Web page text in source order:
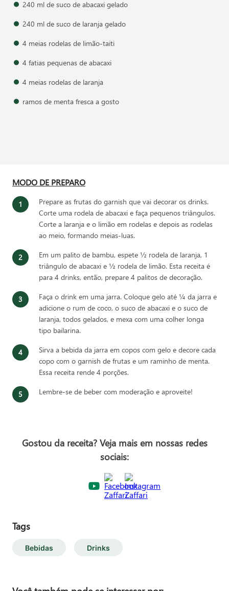
240 ml de suco de abacaxi gelado
240 ml de suco de laranja gelado
4 meias rodelas de limão-taiti
4 fatias pequenas de abacaxi
4 meias rodelas de laranja
ramos de menta fresca a gosto
MODO DE PREPARO
Prepare as frutas do garnish que vai decorar os drinks.
Corte uma rodela de abacaxi e faça pequenos triângulos.
Corte a laranja e o limão em rodelas e depois as rodelas
ao meio, formando meias-luas.
Em um palito de bambu, espete ½ rodela de laranja, 1
triângulo de abacaxi e ½ rodela de limão. Esta receita é
para 4 drinks, então, prepare 4 palitos de decoração.
Faça o drink em uma jarra. Coloque gelo até ¼ da jarra e
adicione o rum de coco, o suco de abacaxi e o suco de
laranja, todos gelados, e mexa com uma colher longa
tipo bailarina.
Sirva a bebida da jarra em copos com gelo e decore cada
copo com o garnish de frutas e um raminho de menta.
Essa receita rende 4 porções.
Lembre-se de beber com moderação e aproveite!
Gostou da receita? Veja mais em nossas redes
sociais:
Tags
Bebidas Drinks